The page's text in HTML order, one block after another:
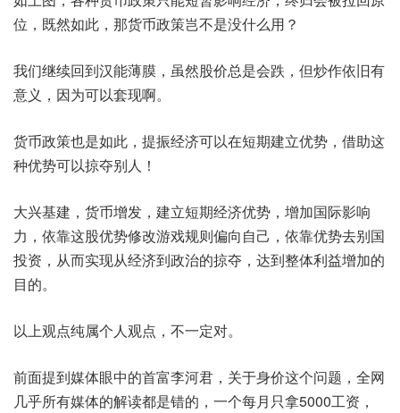
位，既然如此，那货币政策岂不是没什么用？
我们继续回到汉能薄膜，虽然股价总是会跌，但炒作依旧有
意义，因为可以套现啊。
货币政策也是如此，提振经济可以在短期建立优势，借助这
种优势可以掠夺别人！
大兴基建，货币增发，建立短期经济优势，增加国际影响
力，依靠这股优势修改游戏规则偏向自己，依靠优势去别国
投资，从而实现从经济到政治的掠夺，达到整体利益增加的
目的。
以上观点纯属个人观点，不一定对。
前面提到媒体眼中的首富李河君，关于身价这个问题，全网
几乎所有媒体的解读都是错的，一个每月只拿5000工资，